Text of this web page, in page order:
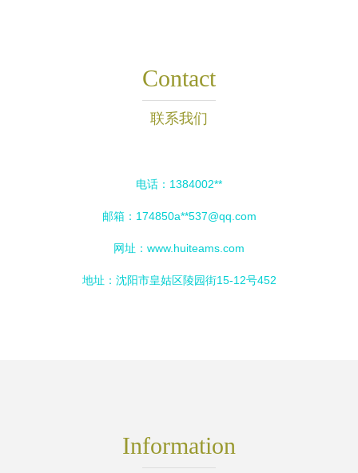
Contact
联系我们
电话：1384002**
邮箱：174850a**537@qq.com
网址： www.huiteams.com
地址：沈阳市皇姑区陵园街15-12号452
Information